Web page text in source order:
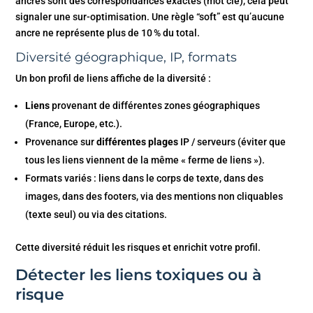
signaler une sur-optimisation. Une règle “soft” est qu’aucune
ancre ne représente plus de 10 % du total.
Diversité géographique, IP, formats
Un bon profil de liens affiche de la diversité :
Liensprovenant de différentes zones géographiques
(France, Europe, etc.).
Provenance surdifférentes plages IP / serveurs (éviter que
tous les liens viennent de la même « ferme de liens »).
Formats variés : liens dans le corps de texte, dans des
images, dans des footers, via des mentions non cliquables
(texte seul) ou via des citations.
Cette diversité réduit les risques et enrichit votre profil.
Détecter les liens toxiques ou à
risque